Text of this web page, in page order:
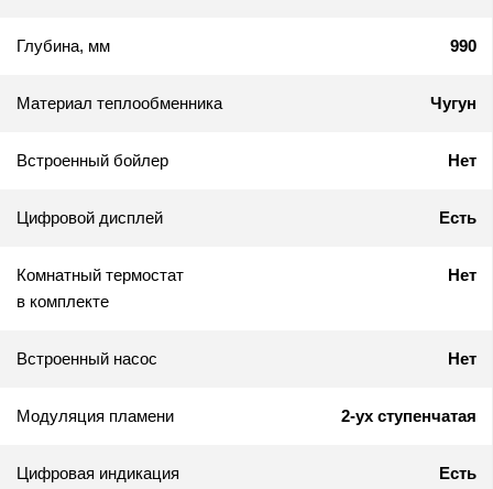
Глубина, мм 990
Материал теплообменника Чугун
Встроенный бойлер Нет
Цифровой дисплей Есть
Комнатный термостат
в комплекте
Нет
Встроенный насос Нет
Модуляция пламени 2-ух ступенчатая
Цифровая индикация
Есть